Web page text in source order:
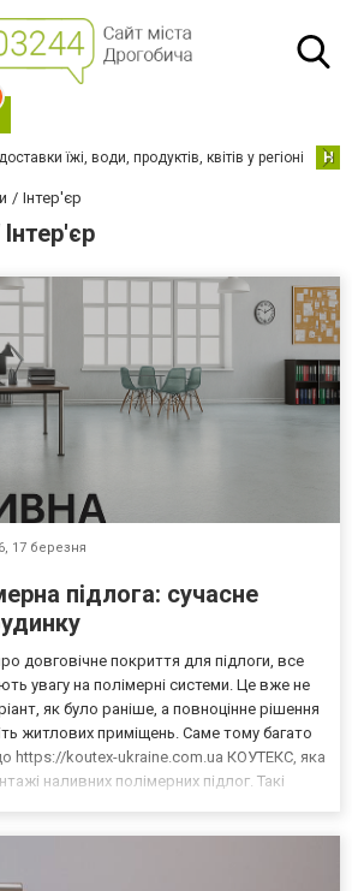
їжі, води, продуктів, квітів у регіоні Н
Інтер'єр
17 березня
підлога: сучасне
довговічне покриття для підлоги, все
увагу на полімерні системи. Це вже не
як було раніше, а повноцінне рішення
житлових приміщень. Саме тому багато
https://koutex-ukraine.com.ua КОУТЕКС, яка
наливних полімерних підлог. Такі